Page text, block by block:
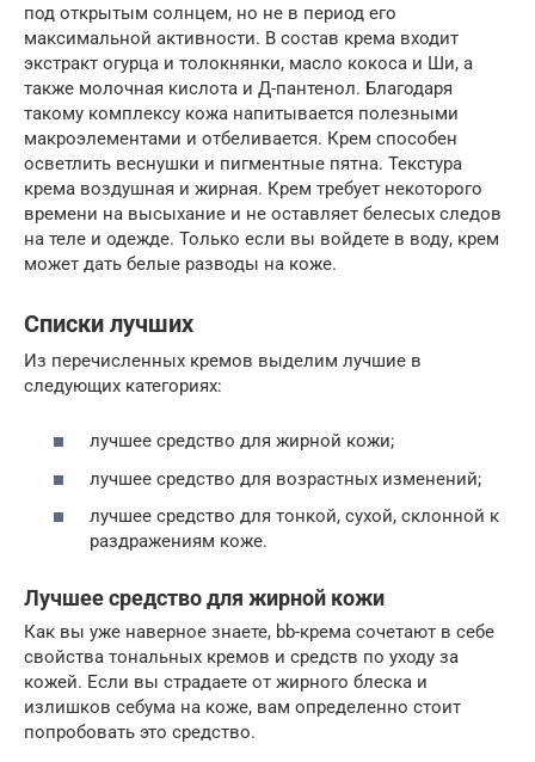
под открытым солнцем, но не в период его
максимальной активности. В состав крема входит
экстракт огурца и толокнянки, масло кокоса и Ши, а
также молочная кислота и Д-пантенол. Благодаря
такому комплексу кожа напитывается полезными
макроэлементами и отбеливается. Крем способен
осветлить веснушки и пигментные пятна. Текстура
крема воздушная и жирная. Крем требует некоторого
времени на высыхание и не оставляет белесых следов
на теле и одежде. Только если вы войдете в воду, крем
может дать белые разводы на коже.
Списки лучших
Из перечисленных кремов выделим лучшие в
следующих категориях:
лучшее средство для жирной кожи;
лучшее средство для возрастных изменений;
лучшее средство для тонкой, сухой, склонной к
раздражениям коже.
Лучшее средство для жирной кожи
Как вы уже наверное знаете, bb-крема сочетают в себе
свойства тональных кремов и средств по уходу за
кожей. Если вы страдаете от жирного блеска и
излишков себума на коже, вам определенно стоит
попробовать это средство.